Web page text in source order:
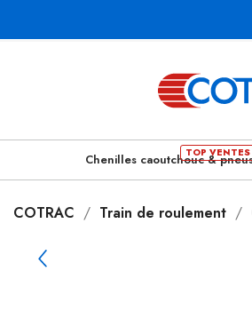
Chenilles caoutchouc &
COTRAC Train de roulement